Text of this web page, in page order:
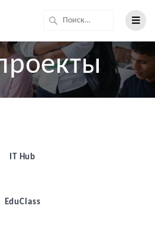
IT Hub
EduClass